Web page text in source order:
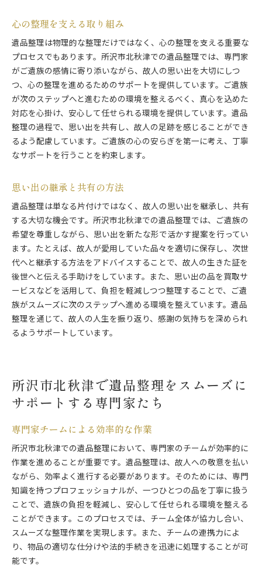
心の整理を支える取り組み
遺品整理は物理的な整理だけではなく、心の整理を支える重要な
プロセスでもあります。所沢市北秋津での遺品整理では、専門家
がご遺族の感情に寄り添いながら、故人の思い出を大切にしつ
つ、心の整理を進めるためのサポートを提供しています。ご遺族
が次のステップへと進むための環境を整えるべく、真心を込めた
対応を心掛け、安心して任せられる環境を提供しています。遺品
整理の過程で、思い出を共有し、故人の足跡を感じることができ
るよう配慮しています。ご遺族の心の安らぎを第一に考え、丁寧
なサポートを行うことを約束します。
思い出の継承と共有の方法
遺品整理は単なる片付けではなく、故人の思い出を継承し、共有
する大切な機会です。所沢市北秋津での遺品整理では、ご遺族の
希望を尊重しながら、思い出を新たな形で活かす提案を行ってい
ます。たとえば、故人が愛用していた品々を適切に保存し、次世
代へと継承する方法をアドバイスすることで、故人の生きた証を
後世へと伝える手助けをしています。また、思い出の品を買取サ
ービスなどを活用して、負担を軽減しつつ整理することで、ご遺
族がスムーズに次のステップへ進める環境を整えています。遺品
整理を通じて、故人の人生を振り返り、感謝の気持ちを深められ
るようサポートしています。
所沢市北秋津で遺品整理をスムーズに
サポートする専門家たち
専門家チームによる効率的な作業
所沢市北秋津での遺品整理において、専門家のチームが効率的に
作業を進めることが重要です。遺品整理は、故人への敬意を払い
ながら、効率よく進行する必要があります。そのためには、専門
知識を持つプロフェッショナルが、一つひとつの品を丁寧に扱う
ことで、遺族の負担を軽減し、安心して任せられる環境を整える
ことができます。このプロセスでは、チーム全体が協力し合い、
スムーズな整理作業を実現します。また、チームの連携力によ
り、物品の適切な仕分けや法的手続きを迅速に処理することが可
能です。